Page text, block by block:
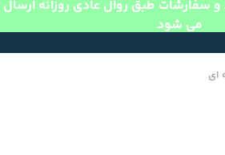
سفارشات طبق روال عادی روزانه ارسال
می شود
ای